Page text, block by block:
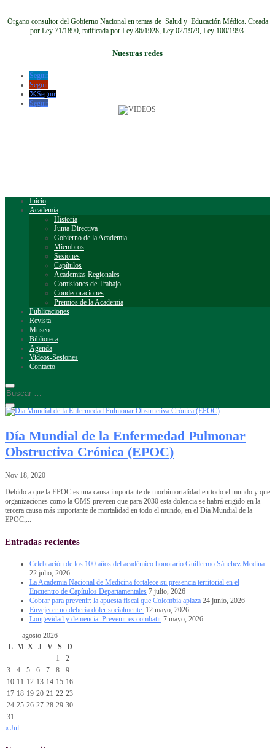
Órgano consultor del Gobierno Nacional en temas de Salud y Educación Médica. Creada
por Ley 71/1890, ratificada por Ley 86/1928, Ley 02/1979, Ley 100/1993.
Nuestras redes
Seguir
Seguir
Seguir
Seguir
Inicio
Academia
Historia
Junta Directiva
Gobierno de la Academia
Miembros
Sesiones
Capítulos
Academias Regionales
Comisiones de Trabajo
Condecoraciones
Premios de la Academia
Publicaciones
Revista
Museo
Biblioteca
Agenda
Videos-Sesiones
Contacto
Día Mundial de la Enfermedad Pulmonar
Obstructiva Crónica (EPOC)
Nov 18, 2020
Debido a que la EPOC es una causa importante de morbimortalidad en todo el mundo y que
organizaciones como la OMS preveen que para 2030 esta dolencia se habrá erigido en la
tercera causa más importante de mortalidad en todo el mundo, en el Día Mundial de la
EPOC,...
Entradas recientes
Celebración de los 100 años del académico honorario Guillermo Sánchez Medina
22 julio, 2026
La Academia Nacional de Medicina fortalece su presencia territorial en el
Encuentro de Capítulos Departamentales 7 julio, 2026
Cobrar para prevenir: la apuesta fiscal que Colombia aplaza 24 junio, 2026
Envejecer no debería doler socialmente. 12 mayo, 2026
Longevidad y demencia. Prevenir es combatir 7 mayo, 2026
agosto 2026
L M X J V S
D
1
2
3
4 5 6 7 8
9
10 11 12 13 14 15 16
17 18 19 20 21 22 23
24 25 26 27 28 29 30
31
« Jul